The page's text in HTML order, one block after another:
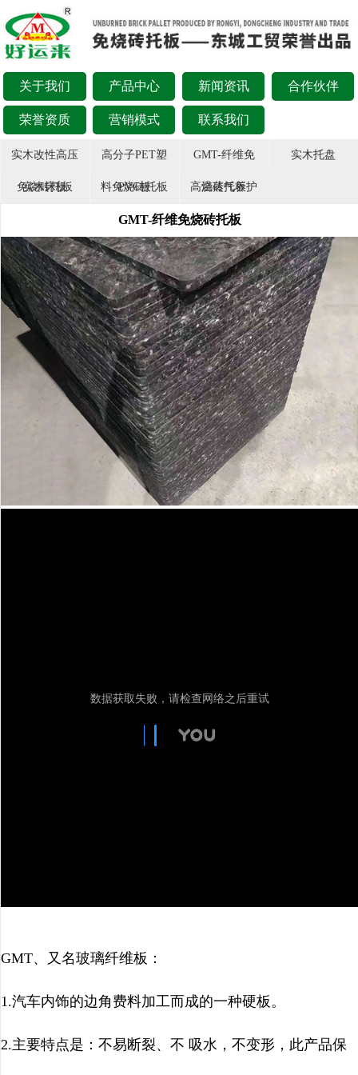
关于我们 产品中心 新闻资讯 合作伙伴
荣誉资质 营销模式 联系我们
实木改性高压
免烧砖托板
高分子PET塑
料免烧砖托板
GMT-纤维免
烧砖托板
实木托盘
实木床板 PVC板 高温蒸气养护
板
GMT-纤维免烧砖托板
GMT、又名玻璃纤维板：
1.汽车内饰的边角费料加工而成的一种硬板。
2.主要特点是：不易断裂、不 吸水，不变形，此产品保